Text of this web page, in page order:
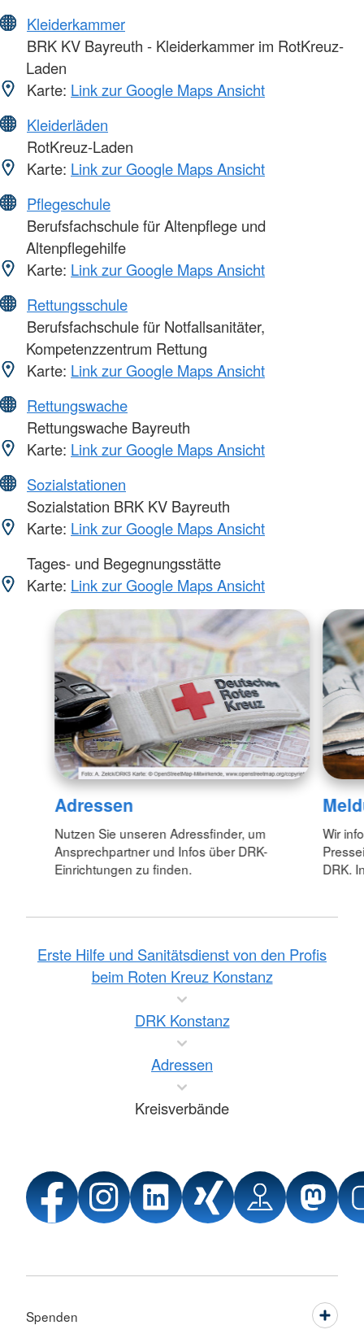
Kleiderkammer
BRK KV Bayreuth - Kleiderkammer im RotKreuz-
Laden
Karte: Link zur Google Maps Ansicht
Kleiderläden
RotKreuz-Laden
Karte: Link zur Google Maps Ansicht
Pflegeschule
Berufsfachschule für Altenpflege und
Altenpflegehilfe
Karte: Link zur Google Maps Ansicht
Rettungsschule
Berufsfachschule für Notfallsanitäter,
Kompetenzzentrum Rettung
Karte: Link zur Google Maps Ansicht
Rettungswache
Rettungswache Bayreuth
Karte: Link zur Google Maps Ansicht
Sozialstationen
Sozialstation BRK KV Bayreuth
Karte: Link zur Google Maps Ansicht
Tages- und Begegnungsstätte
Karte: Link zur Google Maps Ansicht
Adressen
Nutzen Sie unseren Adressfinder, um
Ansprechpartner und Infos über DRK-
Einrichtungen zu finden.
Wir
DRK.
Erste Hilfe und Sanitätsdienst von den Profis
beim Roten Kreuz Konstanz
DRK Konstanz
Adressen
Kreisverbände
Spenden